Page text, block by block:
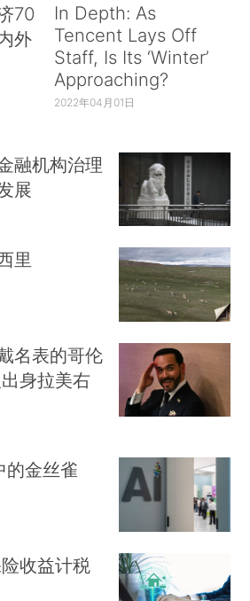
70
外
In Depth: As
Tencent Lays Off
Staff, Is Its ‘Winter’
Approaching?
2022年04月01日
融机构治理
展
里
名表的哥伦
身拉美右
的金丝雀
收益计税